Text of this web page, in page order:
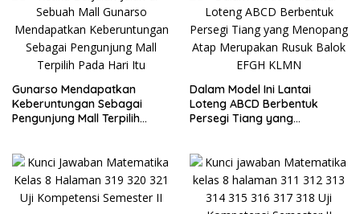
Gunarso Mendapatkan
Keberuntungan Sebagai
Pengunjung Mall Terpilih
Dalam Model Ini Lantai
Loteng ABCD Berbentuk
Persegi Tiang yang